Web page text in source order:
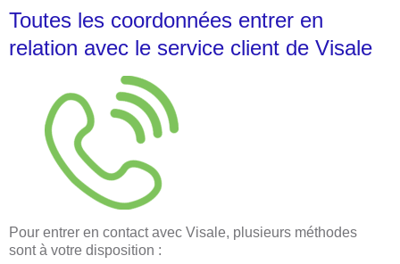
Toutes les coordonnées entrer en
relation avec le service client de Visale
Pour entrer en contact avec Visale, plusieurs méthodes
sont à votre disposition :